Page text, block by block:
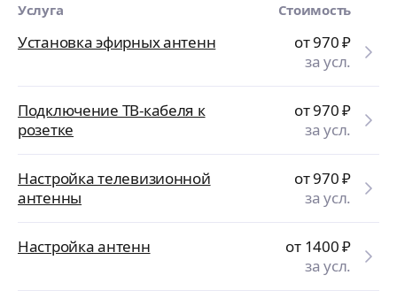
Услуга Стоимость
Установка эфирных антенн от 970₽
за усл.
Подключение ТВ-кабеля к
розетке
от 970₽
за усл.
Настройка телевизионной
антенны
от 970₽
за усл.
Настройка антенн от 1400₽
за усл.